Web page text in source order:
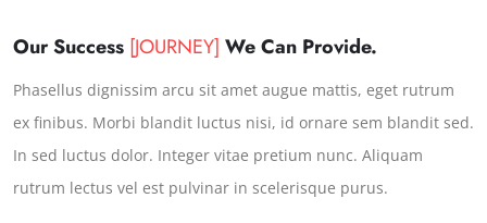
Our Success [JOURNEY] We Can Provide.
Phasellus dignissim arcu sit amet augue mattis, eget rutrum
ex finibus. Morbi blandit luctus nisi, id ornare sem blandit sed.
In sed luctus dolor. Integer vitae pretium nunc. Aliquam
rutrum lectus vel est pulvinar in scelerisque purus.